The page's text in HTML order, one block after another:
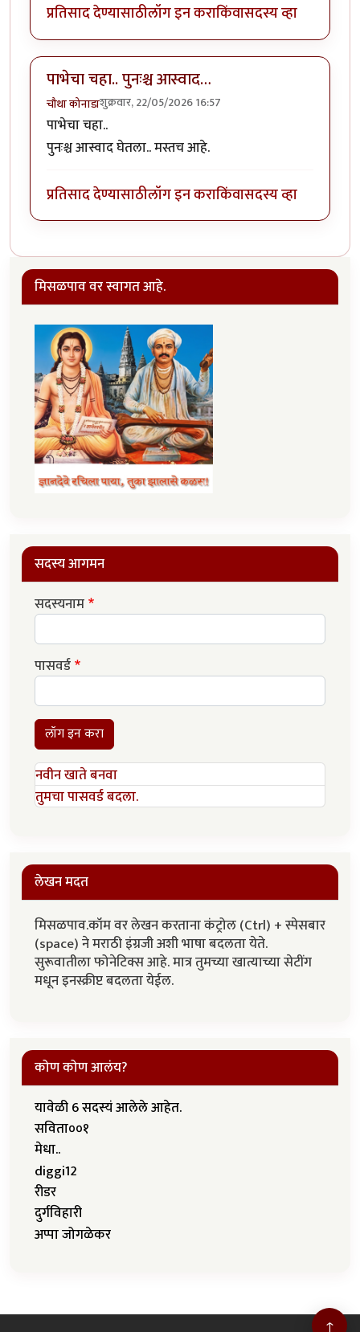
प्रतिसाद देण्यासाठीलॉग इन कराकिंवासदस्य व्हा
पाभेचा चहा.. पुनःश्च आस्वाद…
चौथा कोनाडाशुक्रवार, 22/05/2026 16:57
पाभेचा चहा..
पुनःश्च आस्वाद घेतला.. मस्तच आहे.
प्रतिसाद देण्यासाठीलॉग इन कराकिंवासदस्य व्हा
मिसळपाव वर स्वागत आहे.
सदस्य आगमन
सदस्यनाम
पासवर्ड
लॉग इन करा
नवीन खाते बनवा
तुमचा पासवर्ड बदला.
लेखन मदत
मिसळपाव.कॉम वर लेखन करताना कंट्रोल (Ctrl) + स्पेसबार
(space) ने मराठी इंग्रजी अशी भाषा बदलता येते.
सुरूवातीला फोनेटिक्स आहे. मात्र तुमच्या खात्याच्या सेटींग
मधून इनस्क्रीप्ट बदलता येईल.
कोण कोण आलंय?
यावेळी 6 सदस्यं आलेले आहेत.
सविता००१
मेधा..
diggi12
रीडर
दुर्गविहारी
अप्पा जोगळेकर
↑